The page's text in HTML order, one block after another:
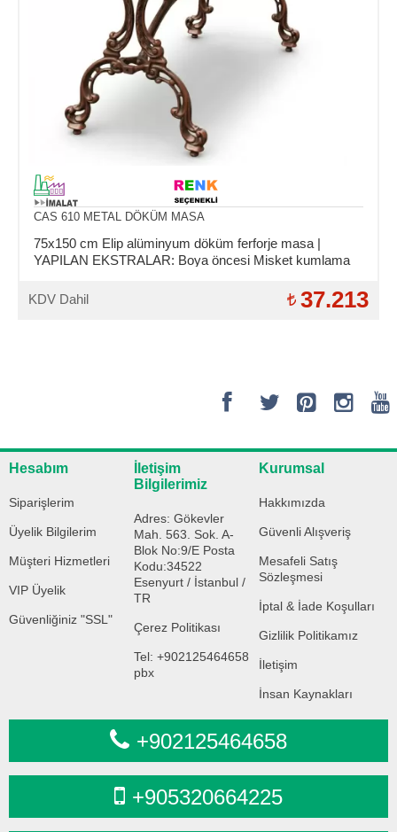
CAS 610 METAL DÖKÜM MASA
75x150 cm Elip alüminyum döküm ferforje masa |
YAPILAN EKSTRALAR: Boya öncesi Misket kumlama
KDV Dahil
37.213
Hesabım
Siparişlerim
Üyelik Bilgilerim
Müşteri Hizmetleri
VIP Üyelik
Güvenliğiniz "SSL"
İletişim
Bilgilerimiz
Adres: Gökevler
Mah. 563. Sok. A-
Blok No:9/E Posta
Kodu:34522
Esenyurt / İstanbul /
TR
Çerez Politikası
Tel: +902125464658
pbx
Kurumsal
Hakkımızda
Güvenli Alışveriş
Mesafeli Satış
Sözleşmesi
İptal & İade Koşulları
Gizlilik Politikamız
İletişim
İnsan Kaynakları
+902125464658
+905320664225